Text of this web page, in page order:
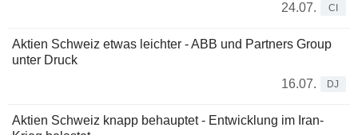
24.07.
CI
Aktien Schweiz etwas leichter - ABB und Partners Group
unter Druck
16.07.
DJ
Aktien Schweiz knapp behauptet - Entwicklung im Iran-